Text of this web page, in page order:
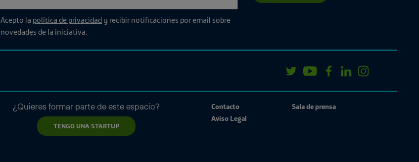
Acepto la política de privacidad y recibir notificaciones por email sobre
novedades de la iniciativa.
¿Quieres formar parte de este espacio?
TENGO UNA STARTUP
Contacto
Sala de prensa
Aviso Legal